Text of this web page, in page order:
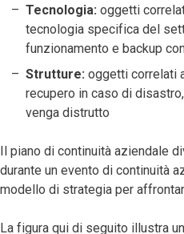
Tecnologia: oggetti
tecnologia specifica del
funzionamento e backup
Strutture: oggetti correlati
recupero in caso di
venga distrutto
Il piano di continuità aziendale
durante un evento di continuità
modello di strategia per
La figura qui di seguito illustra